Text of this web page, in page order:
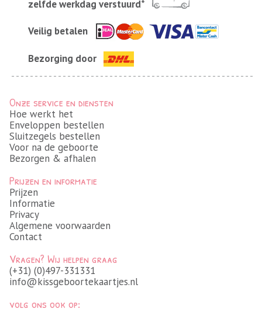
zelfde werkdag verstuurd*
Veilig betalen
Bezorging door
Onze service en diensten
Hoe werkt het
Enveloppen bestellen
Sluitzegels bestellen
Voor na de geboorte
Bezorgen & afhalen
Prijzen en informatie
Prijzen
Informatie
Privacy
Algemene voorwaarden
Contact
Vragen? Wij helpen graag
(+31) (0)497-331331
info@kissgeboortekaartjes.nl
volg ons ook op: